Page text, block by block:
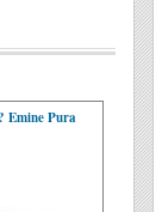
Emine Pura